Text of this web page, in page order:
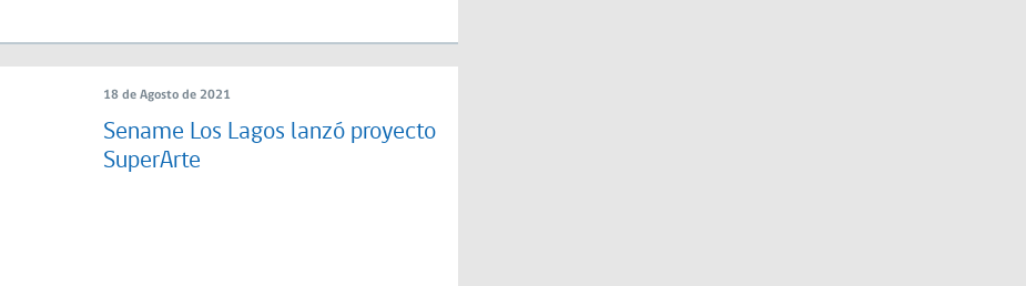
18 de Agosto de 2021
Sename Los Lagos lanzó proyecto
SuperArte